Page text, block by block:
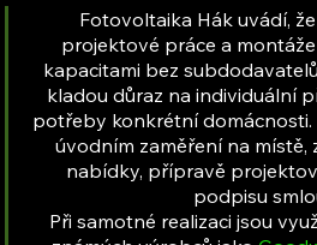
Fotovoltaika Hák uvádí,
projektové práce a
kapacitami bez
kladou důraz na individuální
potřeby konkrétní
úvodním zaměření na
nabídky, přípravě
podpisu
Při samotné realizaci jsou